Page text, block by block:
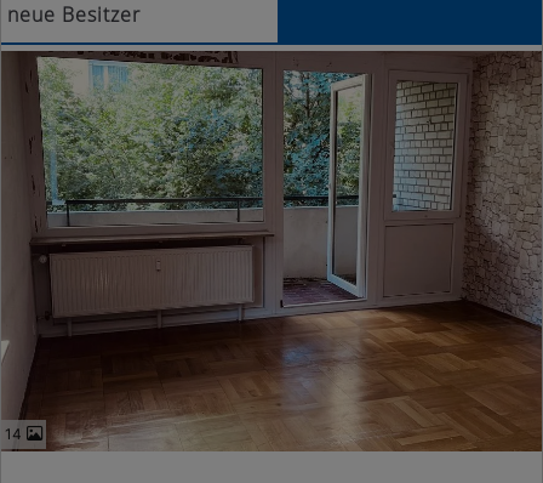
neue Besitzer
14